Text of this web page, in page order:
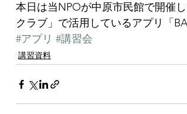
本日は当NPOが中原市民館で開催
クラブ」で活用しているアプリ「
#アプリ #講習会
講習資料